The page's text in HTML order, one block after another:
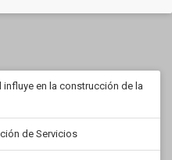
en la construcción de la
de Servicios